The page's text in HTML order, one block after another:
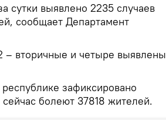
сутки выявлено 2235 случаев
сообщает Департамент
– вторичные и четыре выявлены
зафиксировано
болеют 37818 жителей.